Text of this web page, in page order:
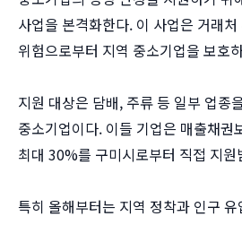
사업을 본격화한다. 이 사업은 거래
위험으로부터 지역 중소기업을 보호
지원 대상은 담배, 주류 등 일부 업종
중소기업이다. 이들 기업은 매출채권
최대 30%를 구미시로부터 직접 지원
특히 올해부터는 지역 정착과 인구